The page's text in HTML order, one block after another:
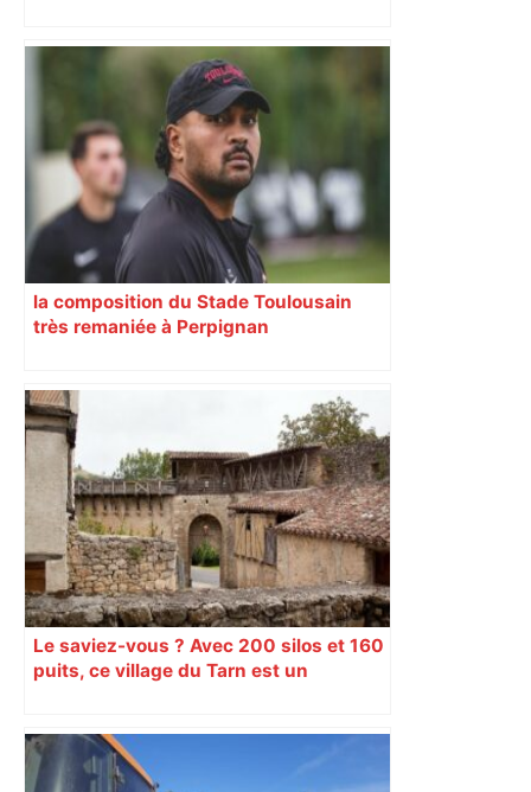
revendiquant surtout son art du jeu en
mouvement, vif et spectaculaire.
Décryptage. Série (4 / 10)
la composition du Stade Toulousain
très remaniée à Perpignan
Le saviez-vous ? Avec 200 silos et 160
puits, ce village du Tarn est un